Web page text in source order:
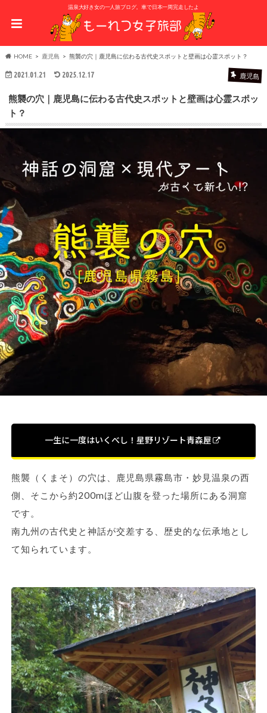
温泉大好き女の一人旅ブログ。車で日本一周完走したよ
HOME 鹿児島 熊襲の穴｜鹿児島に伝わる古代史スポットと壁画は心霊スポット？
2021.01.21 2025.12.17 鹿児島
熊襲の穴｜鹿児島に伝わる古代史スポットと壁画は心霊スポッ
ト？
一生に一度はいくべし！星野リゾート青森屋
熊襲（くまそ）の穴は、鹿児島県霧島市・妙見温泉の西
側、そこから約200mほど山腹を登った場所にある洞窟
です。
南九州の古代史と神話が交差する、歴史的な伝承地とし
て知られています。